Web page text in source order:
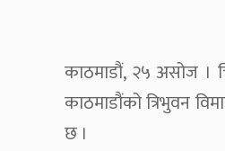
काठमाडौं, २५ असोज ।
काठमाडौंको त्रिभुवन
छ ।